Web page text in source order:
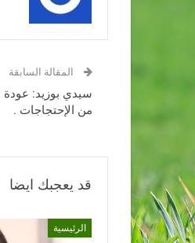
المقالة السابقة
سيدي بوزيد: عودة
من الإحتجاجات .
قد يعجبك ايضا
الرئيسية